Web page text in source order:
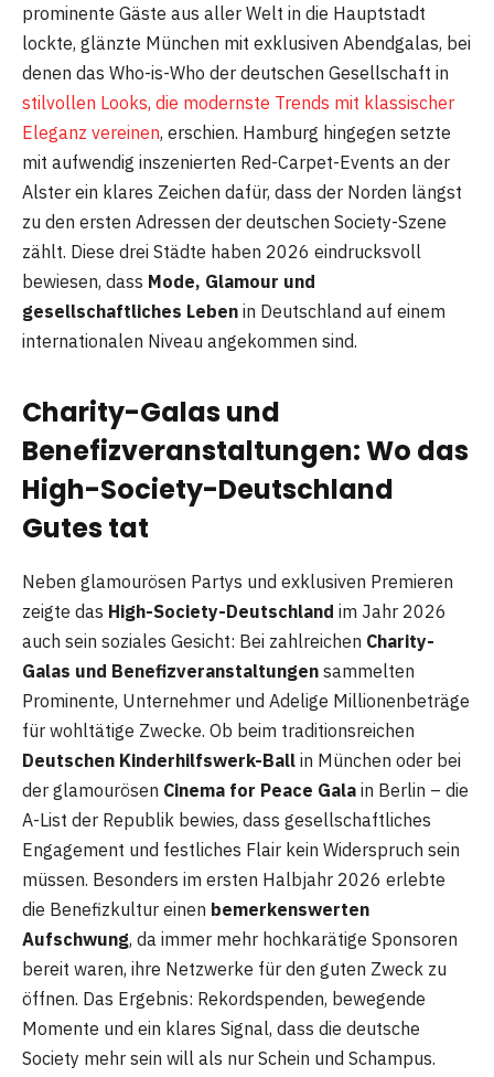
prominente Gäste aus aller Welt in die Hauptstadt
lockte, glänzte München mit exklusiven Abendgalas, bei
denen das Who-is-Who der deutschen Gesellschaft in
stilvollen Looks, die modernste Trends mit klassischer
Eleganz vereinen, erschien. Hamburg hingegen setzte
mit aufwendig inszenierten Red-Carpet-Events an der
Alster ein klares Zeichen dafür, dass der Norden längst
zu den ersten Adressen der deutschen Society-Szene
zählt. Diese drei Städte haben 2026 eindrucksvoll
bewiesen, dass Mode, Glamour und
gesellschaftliches Leben in Deutschland auf einem
internationalen Niveau angekommen sind.
Charity-Galas und
Benefizveranstaltungen: Wo das
High-Society-Deutschland
Gutes tat
Neben glamourösen Partys und exklusiven Premieren
zeigte das High-Society-Deutschland im Jahr 2026
auch sein soziales Gesicht: Bei zahlreichen Charity-
Galas und Benefizveranstaltungen sammelten
Prominente, Unternehmer und Adelige Millionenbeträge
für wohltätige Zwecke. Ob beim traditionsreichen
Deutschen Kinderhilfswerk-Ball in München oder bei
der glamourösen Cinema for Peace Gala in Berlin – die
A-List der Republik bewies, dass gesellschaftliches
Engagement und festliches Flair kein Widerspruch sein
müssen. Besonders im ersten Halbjahr 2026 erlebte
die Benefizkultur einen bemerkenswerten
Aufschwung, da immer mehr hochkarätige Sponsoren
bereit waren, ihre Netzwerke für den guten Zweck zu
öffnen. Das Ergebnis: Rekordspenden, bewegende
Momente und ein klares Signal, dass die deutsche
Society mehr sein will als nur Schein und Schampus.